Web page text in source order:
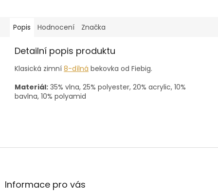
Popis Hodnocení Značka
Detailní popis produktu
Klasická zimní 8-dílná bekovka od Fiebig.
Materiál: 35% vlna, 25% polyester, 20% acrylic, 10%
bavlna, 10% polyamid
Z
aInformace pro vás